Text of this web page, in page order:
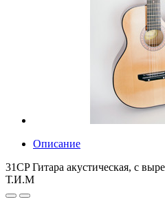
Описание
31CP Гитара акустическая, с
Т.И.М